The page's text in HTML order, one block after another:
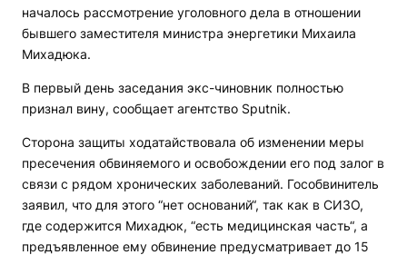
началось рассмотрение уголовного дела в отношении
бывшего заместителя министра энергетики Михаила
Михадюка.
В первый день заседания экс-чиновник полностью
признал вину, сообщает агентство Sputnik.
Сторона защиты ходатайствовала об изменении меры
пресечения обвиняемого и освобождении его под залог в
связи с рядом хронических заболеваний. Гособвинитель
заявил, что для этого “нет оснований“, так как в СИЗО,
где содержится Михадюк, “есть медицинская часть“, а
предъявленное ему обвинение предусматривает до 15